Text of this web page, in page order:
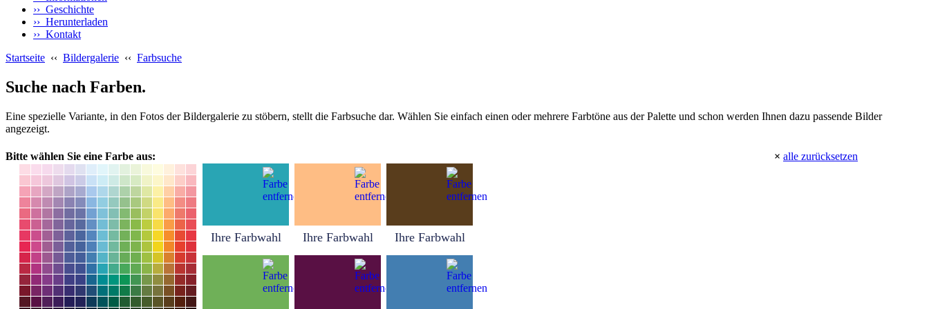
›› Geschichte
›› Herunterladen
›› Kontakt
Startseite ‹‹ Bildergalerie ‹‹ Farbsuche
Suche nach Farben.
Eine spezielle Variante, in den Fotos der Bildergalerie zu stöbern, stellt die Farbsuche dar. Wählen Sie einfach einen oder mehrere Farbtöne aus der Palette und schon werden Ihnen dazu passende Bilder
angezeigt.
× alle zurücksetzen
Bitte wählen Sie eine Farbe aus:
Ihre Farbwahl Ihre Farbwahl Ihre Farbwahl